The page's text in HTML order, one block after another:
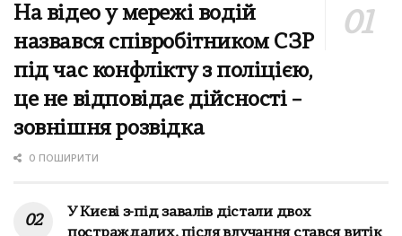
На відео у мережі водій
назвався співробітником СЗР
під час конфлікту з поліцією,
це не відповідає дійсності –
зовнішня розвідка
0 ПОШИРИТИ
У Києві з-під завалів дістали двох
постраждалих, після влучання стався витік